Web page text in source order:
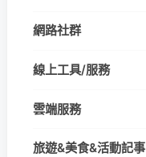
網路社群
線上工具/服務
雲端服務
旅遊&美食&活動記事